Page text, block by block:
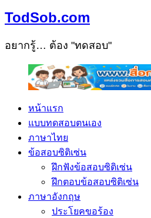
TodSob.com
อยากรู้… ต้อง "ทดสอบ"
หน้าแรก
แบบทดสอบตนเอง
ภาษาไทย
ข้อสอบซิติเซ่น
ฝึกฟังข้อสอบซิติเซ่น
ฝึกตอบข้อสอบซิติเซ่น
ภาษาอังกฤษ
ประโยคขอร้อง